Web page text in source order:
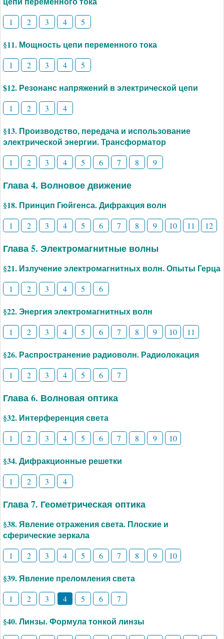
1 2 3 4 5
§11. Мощность цепи переменного тока
1 2 3 4 5
$12. Резонанс напряжений в электрической цепи
1 2 3 4
§13. Производство, передача и использование
электрической энергии. Трансформатор
1 2 3 4 5 6 7 8 9
Глава 4. Волновое движение
§18. Принцип Гюйгенса. Дифракция волн
1 2 3 4 5 6 7 8 9 10 11 12
Глава 5. Электромагнитные волны
§21. Излучение электромагнитных волн. Опыты Герца
1 2 3 4 5 6
§22. Энергия электромагнитных волн
1 2 3 4 5 6 7 8 9 10 11
§26. Распространение радиоволн. Радиолокация
1 2 3 4 5 6 7
Глава 6. Волновая оптика
§32. Интерференция света
1 2 3 4 5 6 7 8 9 10
§34. Дифракционные решетки
1 2 3 4
Глава 7. Геометрическая оптика
§38. Явление отражения света. Плоские и
сферические зеркала
1 2 3 4 5 6 7 8 9 10
§39. Явление преломления света
1 2 3 4 5 6 7
§40. Линзы. Формула тонкой линзы